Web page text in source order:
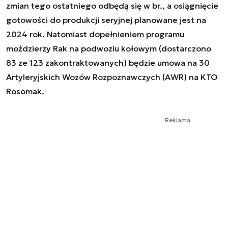
zmian tego ostatniego odbędą się w br., a osiągnięcie
gotowości do produkcji seryjnej planowane jest na
2024 rok. Natomiast dopełnieniem programu
moździerzy Rak na podwoziu kołowym (dostarczono
83 ze 123 zakontraktowanych) będzie umowa na 30
Artyleryjskich Wozów Rozpoznawczych (AWR) na KTO
Rosomak.
Reklama